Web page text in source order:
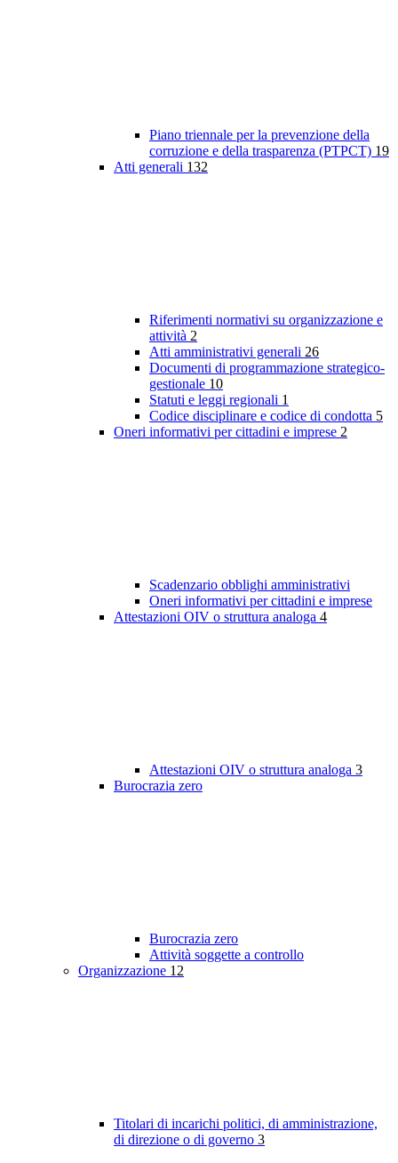
Piano triennale per la prevenzione della
corruzione e della trasparenza (PTPCT) 19
Atti generali 132
Riferimenti normativi su organizzazione e
attività 2
Atti amministrativi generali 26
Documenti di programmazione strategico-
gestionale 10
Statuti e leggi regionali 1
Codice disciplinare e codice di condotta 5
Oneri informativi per cittadini e imprese 2
Scadenzario obblighi amministrativi
Oneri informativi per cittadini e imprese
Attestazioni OIV o struttura analoga 4
Attestazioni OIV o struttura analoga 3
Burocrazia zero
Burocrazia zero
Attività soggette a controllo
Organizzazione 12
Titolari di incarichi politici, di amministrazione,
di direzione o di governo 3